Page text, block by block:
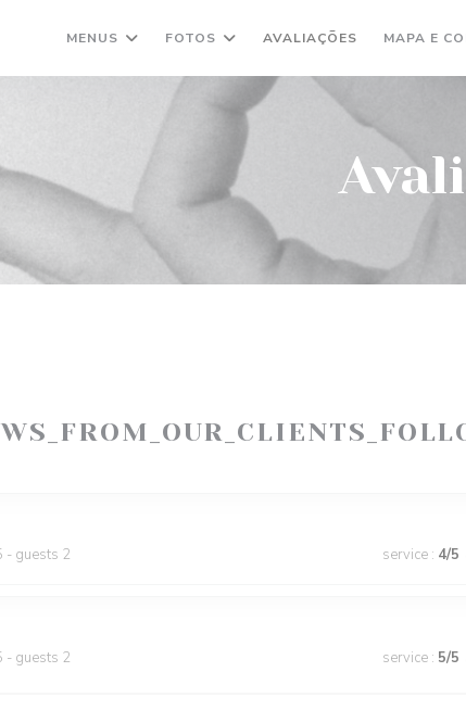
MENUS FOTOS AVALIAÇÕES MAPA E
- guests 2 service : 4/5
- guests 2 service : 5/5